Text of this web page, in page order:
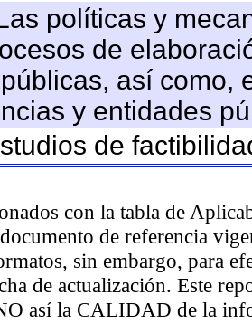
políticas y
de
así como,
y entidades
de
con la tabla de
documento de referencia
sin embargo, para
de actualización. Este
así la CALIDAD de la